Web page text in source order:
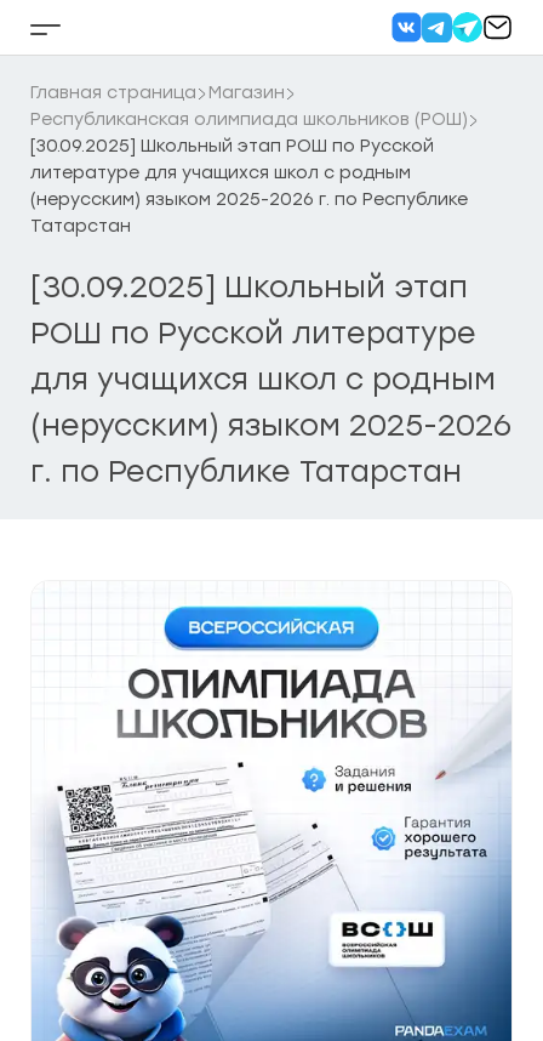
Кнопка
бокового
меню
Главная страница
Магазин
Республиканская олимпиада школьников (РОШ)
[30.09.2025] Школьный этап РОШ по Русской
литературе для учащихся школ с родным
(нерусским) языком 2025-2026 г. по Республике
Татарстан
[30.09.2025] Школьный этап
РОШ по Русской литературе
для учащихся школ с родным
(нерусским) языком 2025-2026
г. по Республике Татарстан